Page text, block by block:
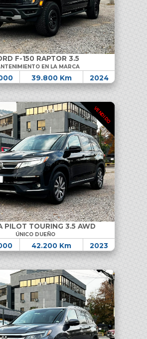
F-150 RAPTOR 3.5
EN LA MARCA
39.800 Km 2024
VENDIDO
PILOT TOURING 3.5 AWD
ÚNICO DUEÑO
42.200 Km 2023